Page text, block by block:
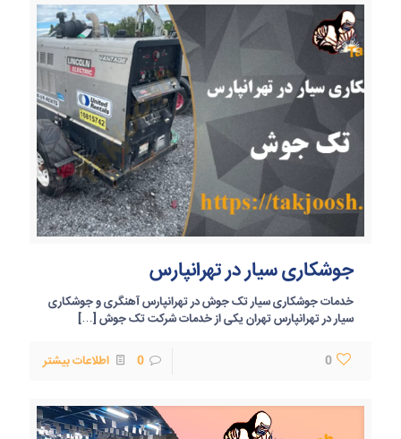
جوشکاری سیار در تهرانپارس
خدمات جوشکاری سیار تک جوش در تهرانپارس آهنگری و جوشکاری
سیار در تهرانپارس تهران یکی از خدمات شرکت تک جوش […]
0
0 اطلاعات بیشتر